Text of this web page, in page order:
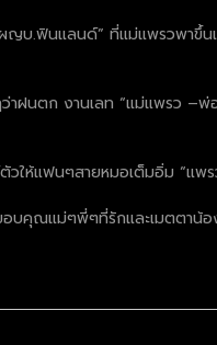
.ฟินแลนด์” ที่แม่แพรวพาขึ้นเ
นตก งานเลท “แม่แพรว –พ่
ให้แฟนๆสายหมอเต็มอิ่ม “แพร
คุณแม่ๆพี่ๆที่รักและเมตตาน้อ